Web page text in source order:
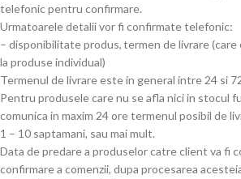
telefonic pentru confirmare.
Urmatoarele detalii vor fi confirmate telefonic:
– disponibilitate produs, termen de livrare
la produse individual)
Termenul de livrare este in general intre 24 si
Pentru produsele care nu se afla nici in stocul
comunica in maxim 24 ore termenul posibil de
1 – 10 saptamani, sau mai mult.
Data de predare a produselor catre client va fi
confirmare a comenzii, dupa procesarea